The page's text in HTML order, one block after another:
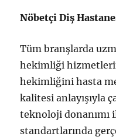
Nöbetçi Diş
Tüm branşlarda
hekimliği
hekimliğini hasta
kalitesi anlayışıyla
teknoloji donanımı
standartlarında